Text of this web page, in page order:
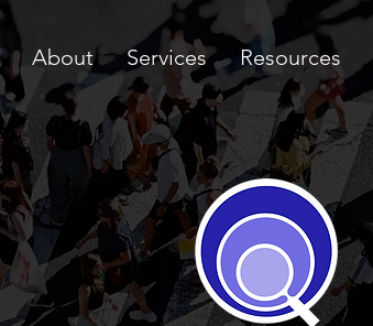
About Services Resources